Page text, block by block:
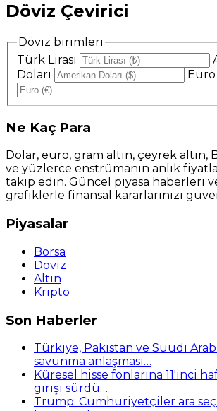
Döviz Çevirici
Döviz birimleri
Türk Lirası
Doları
Euro
Ne Kaç Para
Dolar, euro, gram altın, çeyrek altın,
ve yüzlerce enstrümanın anlık
takip edin. Güncel piyasa haberleri
grafiklerle finansal kararlarınızı
Piyasalar
Borsa
Döviz
Altın
Kripto
Son Haberler
Türkiye, Pakistan ve Suudi
savunma anlaşması…
Küresel hisse fonlarına 11'inci
girişi sürdü…
Trump: Cumhuriyetçiler ara